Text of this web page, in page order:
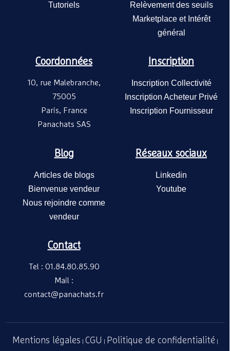
Tutoriels
Relèvement des seuils
Marketplace et Intérêt
général
Coordonnées
10, rue Malebranche,
75005
Paris, France
Panachats SAS
Inscription
Inscription Collectivité
Inscription Acheteur Privé
Inscription Fournisseur
Blog
Articles de blogs
Bienvenue vendeur
Nous rejoindre comme
vendeur
Réseaux sociaux
Linkedin
Youtube
Contact
Tel : 01.84.80.85.90
Mail :
contact@panachats.fr
Mentions légales CGU Politique de confidentialité